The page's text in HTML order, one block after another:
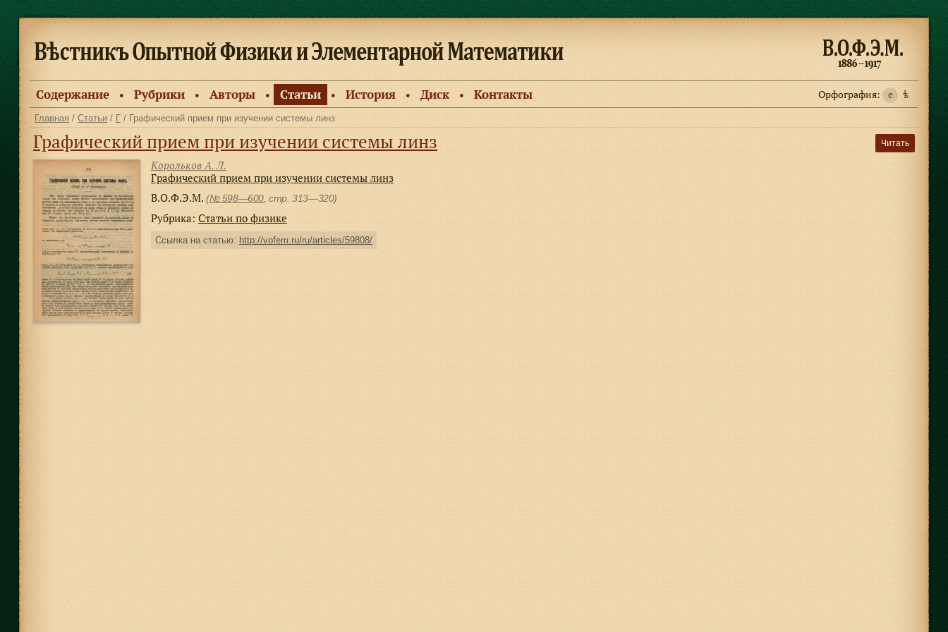
Содержание ● Рубрики ● Авторы ● Статьи ● История ● Диск ● Контакты Орфография: e ѣ
Главная / Статьи / Г / Графический прием при изучении системы линз
Читать
Графический прием при изучении системы линз
Корольков А. Л.
Графический прием при изучении системы линз
В.О.Ф.Э.М. (№ 598—600 , стр. 313—320)
Рубрика: Статьи по физике
Ссылка на статью: http://vofem.ru/ru/articles/59808/